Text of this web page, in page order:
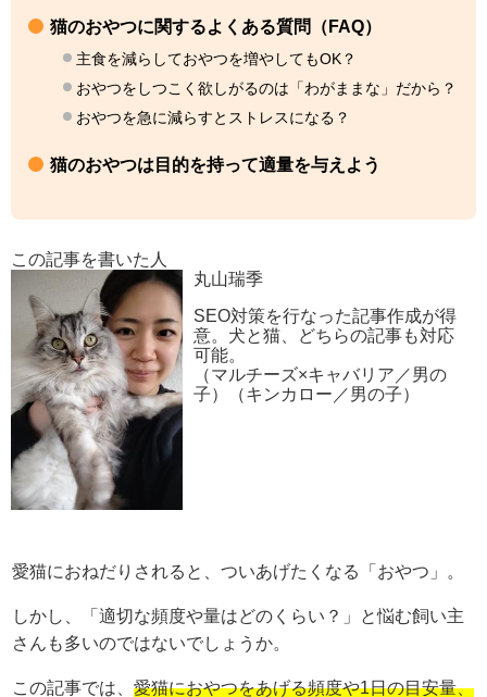
猫のおやつに関するよくある質問（FAQ）
主食を減らしておやつを増やしてもOK？
おやつをしつこく欲しがるのは「わがままな」だから？
おやつを急に減らすとストレスになる？
猫のおやつは目的を持って適量を与えよう
この記事を書いた人
丸山瑞季
SEO対策を行なった記事作成が得
意。犬と猫、どちらの記事も対応
可能。
（マルチーズ×キャバリア／男の
子）（キンカロー／男の子）
愛猫におねだりされると、ついあげたくなる「おやつ」。
しかし、「適切な頻度や量はどのくらい？」と悩む飼い主
さんも多いのではないでしょうか。
この記事では、愛猫におやつをあげる頻度や1日の目安量、